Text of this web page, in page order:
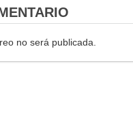
no será publicada.